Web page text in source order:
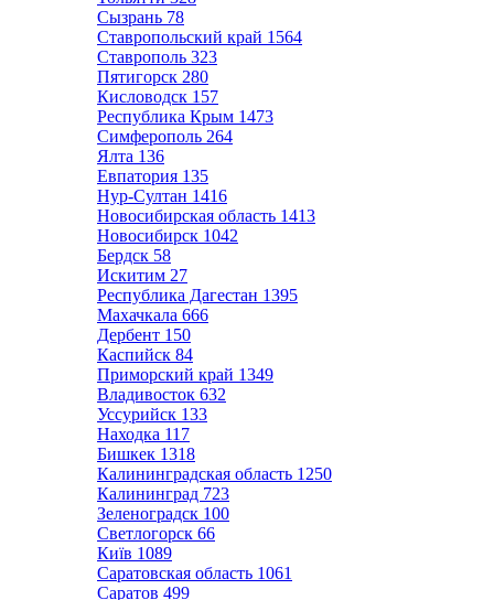
Сызрань 78
Ставропольский край 1564
Ставрополь 323
Пятигорск 280
Кисловодск 157
Республика Крым 1473
Симферополь 264
Ялта 136
Евпатория 135
Нур-Султан 1416
Новосибирская область 1413
Новосибирск 1042
Бердск 58
Искитим 27
Республика Дагестан 1395
Махачкала 666
Дербент 150
Каспийск 84
Приморский край 1349
Владивосток 632
Уссурийск 133
Находка 117
Бишкек 1318
Калининградская область 1250
Калининград 723
Зеленоградск 100
Светлогорск 66
Київ 1089
Саратовская область 1061
Саратов 499